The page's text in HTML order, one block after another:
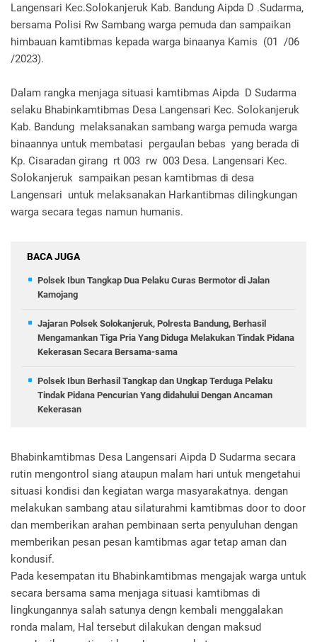
Langensari Kec.Solokanjeruk Kab. Bandung Aipda D .Sudarma,
bersama Polisi Rw Sambang warga pemuda dan sampaikan
himbauan kamtibmas kepada warga binaanya Kamis (01 /06
/2023).
Dalam rangka menjaga situasi kamtibmas Aipda D Sudarma
selaku Bhabinkamtibmas Desa Langensari Kec. Solokanjeruk
Kab. Bandung melaksanakan sambang warga pemuda warga
binaannya untuk membatasi pergaulan bebas yang berada di
Kp. Cisaradan girang rt 003 rw 003 Desa. Langensari Kec.
Solokanjeruk sampaikan pesan kamtibmas di desa
Langensari untuk melaksanakan Harkantibmas dilingkungan
warga secara tegas namun humanis.
BACA JUGA
Polsek Ibun Tangkap Dua Pelaku Curas Bermotor di Jalan
Kamojang
Jajaran Polsek Solokanjeruk, Polresta Bandung, Berhasil
Mengamankan Tiga Pria Yang Diduga Melakukan Tindak Pidana
Kekerasan Secara Bersama-sama
Polsek Ibun Berhasil Tangkap dan Ungkap Terduga Pelaku
Tindak Pidana Pencurian Yang didahului Dengan Ancaman
Kekerasan
Bhabinkamtibmas Desa Langensari Aipda D Sudarma secara
rutin mengontrol siang ataupun malam hari untuk mengetahui
situasi kondisi dan kegiatan warga masyarakatnya. dengan
melakukan sambang atau silaturahmi kamtibmas door to door
dan memberikan arahan pembinaan serta penyuluhan dengan
memberikan pesan pesan kamtibmas agar tetap aman dan
kondusif.
Pada kesempatan itu Bhabinkamtibmas mengajak warga untuk
secara bersama sama menjaga situasi kamtibmas di
lingkungannya salah satunya dengn kembali menggalakan
ronda malam, Hal tersebut dilakukan dengan maksud